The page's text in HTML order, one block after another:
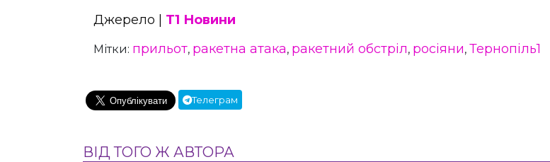
Джерело | Т1 Новини
Мітки: прильот, ракетна атака, ракетний обстріл, росіяни, Тернопіль1
Телеграм
ВІД ТОГО Ж АВТОРА